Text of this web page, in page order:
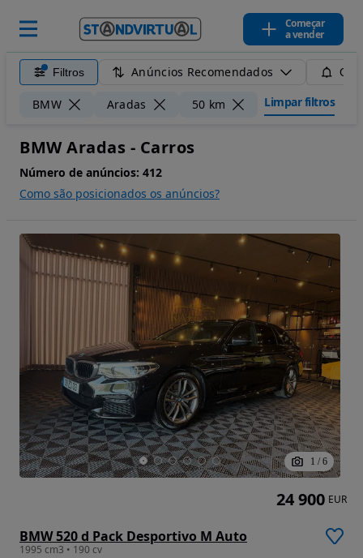
Começar
a vender
Filtros Anúncios Recomendados
BMW Aradas 50 km Limpar filtros
BMW Aradas - Carros
Número de anúncios: 412
Como são posicionados os anúncios?
1 / 6
BMW 520 d Pack Desportivo M Auto
1995 cm3 • 190 cv
24 900 EUR